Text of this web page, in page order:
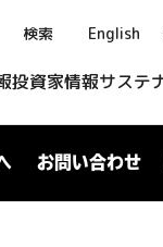
検索 English
投資家情報サステ
お問い合わせ